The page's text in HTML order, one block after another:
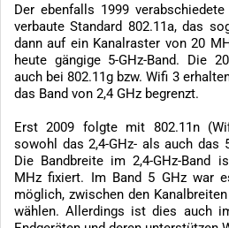
Der ebenfalls 1999
verbaute Standard 802.11a, das
dann auf ein Kanalraster von 20
heute gängige 5-GHz-Band. Die
auch bei 802.11g bzw. Wifi 3
das Band von 2,4 GHz begrenzt.
Erst 2009 folgte mit 802.11n
sowohl das 2,4-GHz- als auch das
Die Bandbreite im 2,4-GHz-Band
MHz fixiert. Im Band 5 GHz war
möglich, zwischen den
wählen. Allerdings ist dies auch